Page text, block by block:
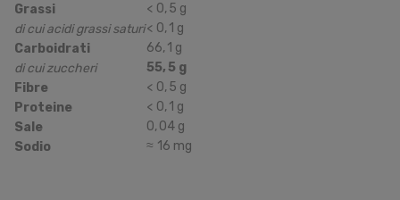
Grassi
< 0,5 g
di cui acidi grassi saturi< 0,1 g
Carboidrati
66,1 g
di cui zuccheri
55,5 g
Fibre
< 0,5 g
Proteine
< 0,1 g
Sale
0,04 g
Sodio
≈ 16 mg